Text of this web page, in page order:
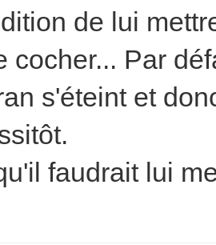
de lui
cocher... Par
s'éteint et
faudrait lui